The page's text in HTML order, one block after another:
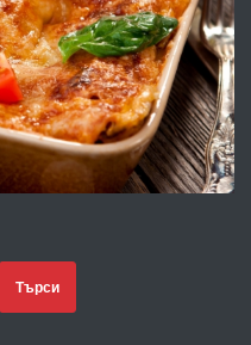
"По стъпките на Ангел
преди 1 година
на малки детайли за
Търси